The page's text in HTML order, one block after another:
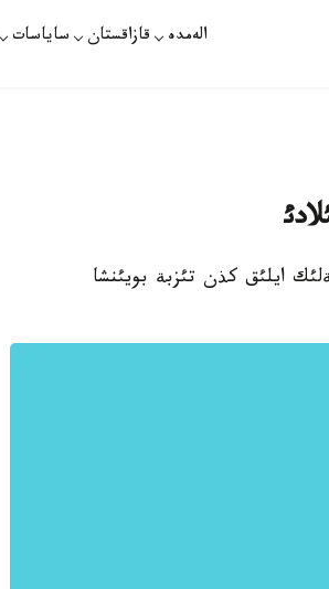
الەمدە قازاقستان ساياسات
مةككةلئك ايلئق كذن تئزبة بويئنشا